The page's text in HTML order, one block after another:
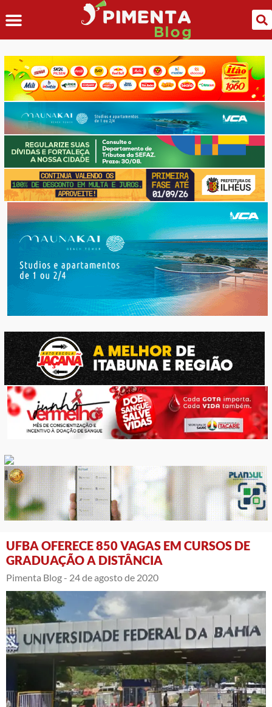
UFBA OFERECE 850 VAGAS EM CURSOS DE
GRADUAÇÃO A DISTÂNCIA
Pimenta Blog - 24 de agosto de 2020